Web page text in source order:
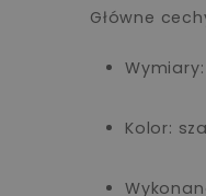
Główne
Wymiary:
Kolor: